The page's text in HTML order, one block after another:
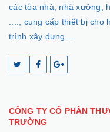
các tòa nhà, nhà xưởng,
...., cung cấp thiết bị
trình xây dựng....
CÔNG TY CỔ PHẦN
TRƯỜNG